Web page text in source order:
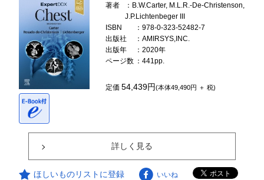
著者
：B.W.Carter, M.L.R.-De-Christenson,
J.P.Lichtenbeger III
ISBN
：978-0-323-52482-7
出版社
：AMIRSYS,INC.
出版年
：2020年
ページ数 ：441pp.
定価54,439円(本体49,490円 ＋ 税)
詳しく見る
ほしいものリストに登録 いいね